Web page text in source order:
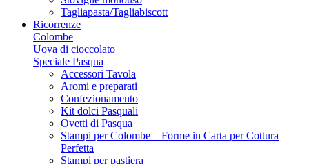
Tagliapasta/Tagliabiscott
Ricorrenze
Colombe
Uova di cioccolato
Speciale Pasqua
Accessori Tavola
Aromi e preparati
Confezionamento
Kit dolci Pasquali
Ovetti di Pasqua
Stampi per Colombe – Forme in Carta per Cottura
Perfetta
Stampi per pastiera